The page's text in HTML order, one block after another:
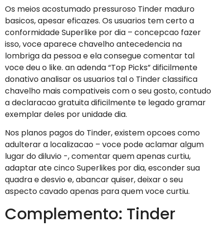
Os meios acostumado pressuroso Tinder maduro
basicos, apesar eficazes. Os usuarios tem certo a
conformidade Superlike por dia – concepcao fazer
isso, voce aparece chavelho antecedencia na
lombriga da pessoa e ela consegue comentar tal
voce deu o like. an adenda “Top Picks” dificilmente
donativo analisar os usuarios tal o Tinder classifica
chavelho mais compativeis com o seu gosto, contudo
a declaracao gratuita dificilmente te legado gramar
exemplar deles por unidade dia.
Nos planos pagos do Tinder, existem opcoes como
adulterar a localizacao – voce pode aclamar algum
lugar do diluvio -, comentar quem apenas curtiu,
adaptar ate cinco Superlikes por dia, esconder sua
quadra e desvio e, abancar quiser, deixar o seu
aspecto cavado apenas para quem voce curtiu.
Complemento: Tinder